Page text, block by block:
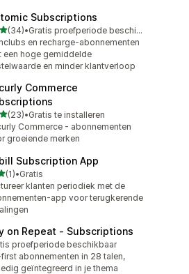
Subscriptions
van 5 sterren
(34) in totaal
•
Gratis proefperiode beschikbaar
en recharge-abonnementen
een hoge gemiddelde
en minder klantverloop
Commerce
van 5 sterren
(23) in totaal
•Gratis te installeren
Commerce - abonnementen
groeiende merken
Subscription App
5 sterren
(1) in totaal
•Gratis
klanten periodiek met de
app voor terugkerende
on Repeat ‑ Subscriptions
proefperiode beschikbaar
abonnementen in 28 talen,
geïntegreerd in je thema